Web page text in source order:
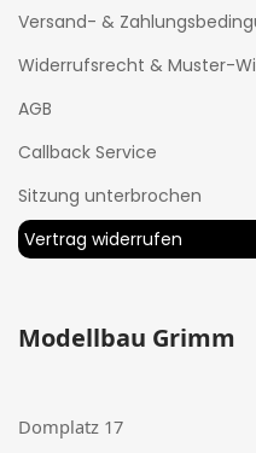
Versand- &
Widerrufsrecht & Muster-
AGB
Callback Service
Sitzung unterbrochen
Vertrag widerrufen
Modellbau Grimm
Domplatz 17